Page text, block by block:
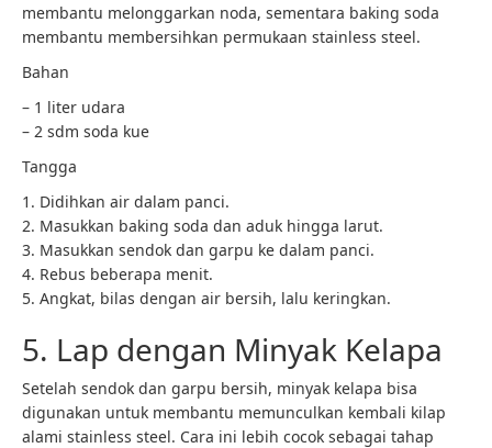
membantu melonggarkan noda, sementara baking soda
membantu membersihkan permukaan stainless steel.
Bahan
– 1 liter udara
– 2 sdm soda kue
Tangga
1. Didihkan air dalam panci.
2. Masukkan baking soda dan aduk hingga larut.
3. Masukkan sendok dan garpu ke dalam panci.
4. Rebus beberapa menit.
5. Angkat, bilas dengan air bersih, lalu keringkan.
5. Lap dengan Minyak Kelapa
Setelah sendok dan garpu bersih, minyak kelapa bisa
digunakan untuk membantu memunculkan kembali kilap
alami stainless steel. Cara ini lebih cocok sebagai tahap